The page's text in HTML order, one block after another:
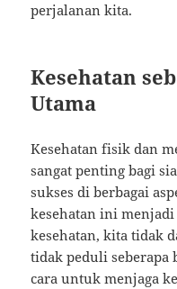
perjalanan kita.
Kesehatan
Utama
Kesehatan fisik dan
sangat penting bagi
sukses di berbagai
kesehatan ini
kesehatan, kita tidak
tidak peduli seberapa
cara untuk menjaga